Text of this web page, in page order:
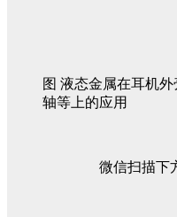
图 液态金属在耳机
轴等上的应用
微信扫描下